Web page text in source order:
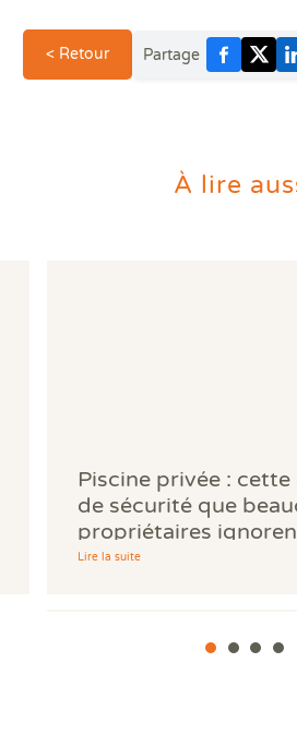
< Retour Partage
À lire
Piscine privée :
de sécurité que
propriétaires
Lire la suite